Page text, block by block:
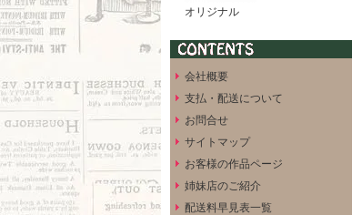
オリジナル
会社概要
支払・配送について
お問合せ
サイトマップ
お客様の作品ページ
姉妹店のご紹介
配送料早見表一覧